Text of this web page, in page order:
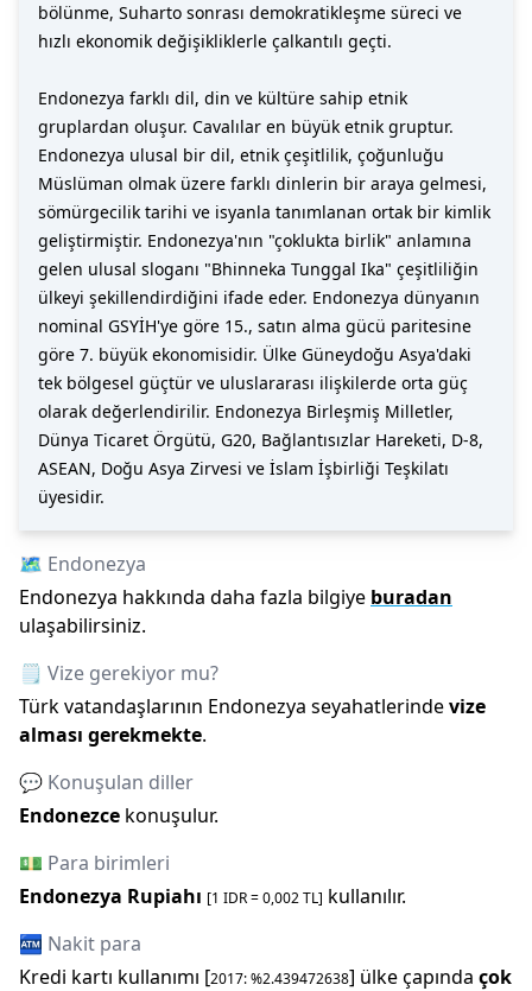
bölünme, Suharto sonrası demokratikleşme süreci ve
hızlı ekonomik değişikliklerle çalkantılı geçti.
Endonezya farklı dil, din ve kültüre sahip etnik
gruplardan oluşur. Cavalılar en büyük etnik gruptur.
Endonezya ulusal bir dil, etnik çeşitlilik, çoğunluğu
Müslüman olmak üzere farklı dinlerin bir araya gelmesi,
sömürgecilik tarihi ve isyanla tanımlanan ortak bir kimlik
geliştirmiştir. Endonezya'nın "çoklukta birlik" anlamına
gelen ulusal sloganı "Bhinneka Tunggal Ika" çeşitliliğin
ülkeyi şekillendirdiğini ifade eder. Endonezya dünyanın
nominal GSYİH'ye göre 15., satın alma gücü paritesine
göre 7. büyük ekonomisidir. Ülke Güneydoğu Asya'daki
tek bölgesel güçtür ve uluslararası ilişkilerde orta güç
olarak değerlendirilir. Endonezya Birleşmiş Milletler,
Dünya Ticaret Örgütü, G20, Bağlantısızlar Hareketi, D-8,
ASEAN, Doğu Asya Zirvesi ve İslam İşbirliği Teşkilatı
üyesidir.
🗺️ Endonezya
Endonezya hakkında daha fazla bilgiye buradan
ulaşabilirsiniz.
🗒️ Vize gerekiyor mu?
Türk vatandaşlarının Endonezya seyahatlerindevize
alması gerekmekte.
💬 Konuşulan diller
Endonezce konuşulur.
💵 Para birimleri
Endonezya Rupiahı [1 IDR=0,002TL] kullanılır.
🏧 Nakit para
Kredi kartı kullanımı [2017: %2.439472638] ülke çapında çok